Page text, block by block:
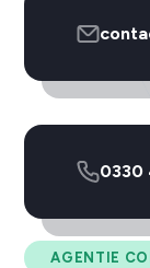
AGENTIE
0330